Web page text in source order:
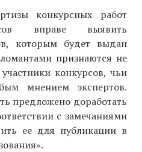
конкурсных работ
вправе выявить
которым будет выдан
признаются не
конкурсов, чьи
мнением экспертов.
предложено доработать
с замечаниями
ее для публикации в